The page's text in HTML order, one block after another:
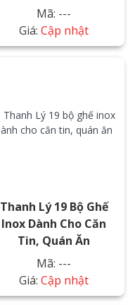
Mã: ---
Giá: Cập nhật
Thanh Lý 19 Bộ Ghế
Inox Dành Cho Căn
Tin, Quán Ăn
Mã: ---
Giá: Cập nhật